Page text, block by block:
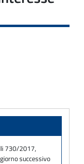
730/2017,
successivo